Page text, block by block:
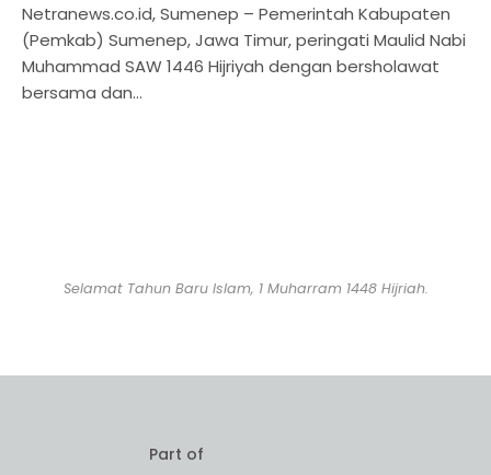
Netranews.co.id, Sumenep – Pemerintah Kabupaten
(Pemkab) Sumenep, Jawa Timur, peringati Maulid Nabi
Muhammad SAW 1446 Hijriyah dengan bersholawat
bersama dan…
Selamat Tahun Baru Islam, 1 Muharram 1448 Hijriah.
Part of